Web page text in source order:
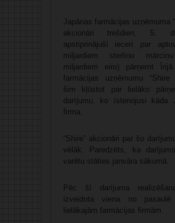
Japānas farmācijas uzņēmuma
akcionāri trešdien, 5.
apstiprinājuši ieceri par
miljardiem sterliņu
miljardiem eiro) pārņemt
farmācijas uzņēmumu “Shire
šim kļūstot par lielāko
darījumu, ko īstenojusi kāda
firma.
“Shire” akcionāri par šo
vēlāk. Paredzēts, ka
varētu stāties janvāra sākumā.
Pēc šī darījuma
izveidota viena no pasaulē
lielākajām farmācijas firmām.